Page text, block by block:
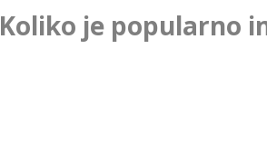
Koliko je popularno